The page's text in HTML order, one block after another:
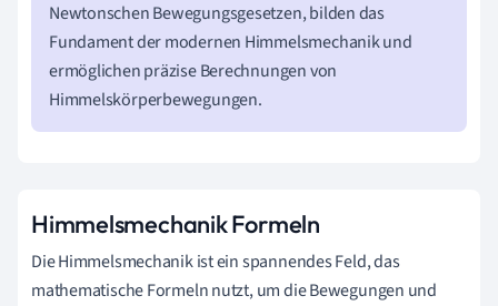
Newtonschen Bewegungsgesetzen, bilden das
Fundament der modernen Himmelsmechanik und
ermöglichen präzise Berechnungen von
Himmelskörperbewegungen.
Himmelsmechanik Formeln
Die Himmelsmechanik ist ein spannendes Feld, das
mathematische Formeln nutzt, um die Bewegungen und